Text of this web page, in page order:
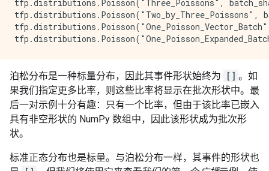
tfp.distributions.Poisson("Three_Poissons",
tfp.distributions.Poisson("Two_by_Three_Poissons",
泊松分布是一种标量分布，因此其事件形状始终为 [] 。如
果我们指定更多比率，则这些比率将显示在批次形状中。最
后一对示例十分有趣：只有一个比率，但由于该比率已嵌入
具有非空形状的 NumPy 数组中，因此该形状成为批次形
状。
标准正态分布也是标量。与泊松分布一样，其事件的形状也